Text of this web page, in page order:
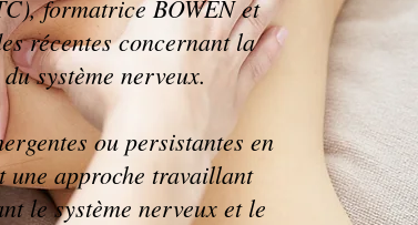
formatrice BOWEN et
récentes concernant la
système nerveux.
ou persistantes en
une approche travaillant
le système nerveux et le